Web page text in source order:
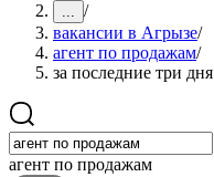
... /
вакансии в Агрызе/
агент по продажам/
за последние три дня
агент по продажам